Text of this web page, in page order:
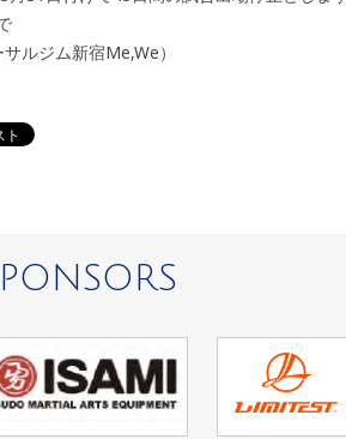
ルジム新宿Me,We）